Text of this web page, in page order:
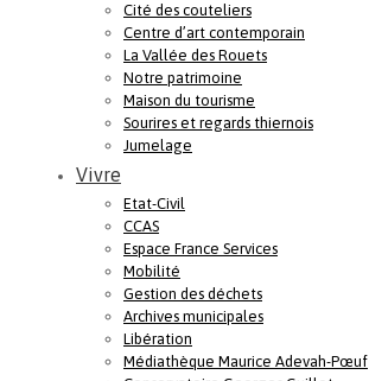
Cité des couteliers
Centre d’art contemporain
La Vallée des Rouets
Notre patrimoine
Maison du tourisme
Sourires et regards thiernois
Jumelage
Vivre
Etat-Civil
CCAS
Espace France Services
Mobilité
Gestion des déchets
Archives municipales
Libération
Médiathèque Maurice Adevah-Pœuf